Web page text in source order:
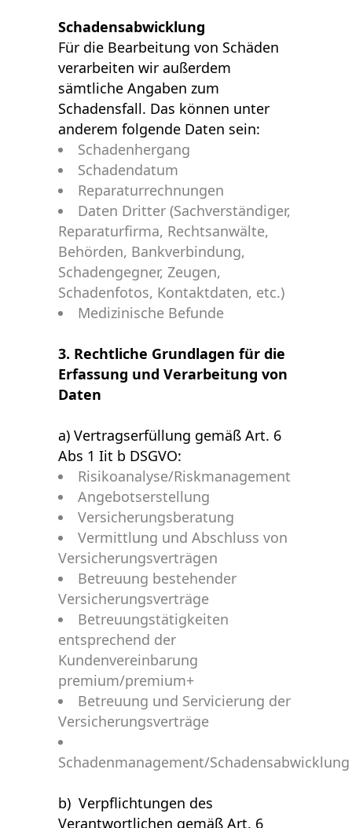
Schadensabwicklung
Für die Bearbeitung von Schäden
verarbeiten wir außerdem
sämtliche Angaben zum
Schadensfall. Das können unter
anderem folgende Daten sein:
Schadenhergang
Schadendatum
Reparaturrechnungen
Daten Dritter (Sachverständiger,
Reparaturfirma, Rechtsanwälte,
Behörden, Bankverbindung,
Schadengegner, Zeugen,
Schadenfotos, Kontaktdaten, etc.)
Medizinische Befunde
3. Rechtliche Grundlagen für die
Erfassung und Verarbeitung von
Daten
a) Vertragserfüllung gemäß Art. 6
Abs 1 Iit b DSGVO:
Risikoanalyse/Riskmanagement
Angebotserstellung
Versicherungsberatung
Vermittlung und Abschluss von
Versicherungsverträgen
Betreuung bestehender
Versicherungsverträge
Betreuungstätigkeiten
entsprechend der
Kundenvereinbarung
premium/premium+
Betreuung und Servicierung der
Versicherungsverträge
Schadenmanagement/Schadensabwicklung
b) Verpflichtungen des
Verantwortlichen gemäß Art. 6